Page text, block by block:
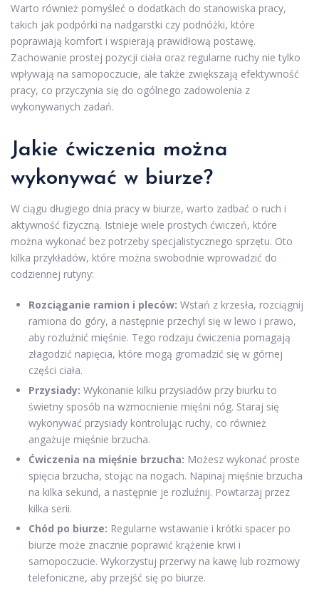
Warto również pomyśleć o dodatkach do stanowiska pracy,
takich jak podpórki na nadgarstki czy podnóżki, które
poprawiają komfort i wspierają prawidłową postawę.
Zachowanie prostej pozycji ciała oraz regularne ruchy nie tylko
wpływają na samopoczucie, ale także zwiększają efektywność
pracy, co przyczynia się do ogólnego zadowolenia z
wykonywanych zadań.
Jakie ćwiczenia można
wykonywać w biurze?
W ciągu długiego dnia pracy w biurze, warto zadbać o ruch i
aktywność fizyczną. Istnieje wiele prostych ćwiczeń, które
można wykonać bez potrzeby specjalistycznego sprzętu. Oto
kilka przykładów, które można swobodnie wprowadzić do
codziennej rutyny:
Rozciąganie ramion i pleców: Wstań z krzesła, rozciągnij
ramiona do góry, a następnie przechyl się w lewo i prawo,
aby rozluźnić mięśnie. Tego rodzaju ćwiczenia pomagają
złagodzić napięcia, które mogą gromadzić się w górnej
części ciała.
Przysiady: Wykonanie kilku przysiadów przy biurku to
świetny sposób na wzmocnienie mięśni nóg. Staraj się
wykonywać przysiady kontrolując ruchy, co również
angażuje mięśnie brzucha.
Ćwiczenia na mięśnie brzucha: Możesz wykonać proste
spięcia brzucha, stojąc na nogach. Napinaj mięśnie brzucha
na kilka sekund, a następnie je rozluźnij. Powtarzaj przez
kilka serii.
Chód po biurze: Regularne wstawanie i krótki spacer po
biurze może znacznie poprawić krążenie krwi i
samopoczucie. Wykorzystuj przerwy na kawę lub rozmowy
telefoniczne, aby przejść się po biurze.